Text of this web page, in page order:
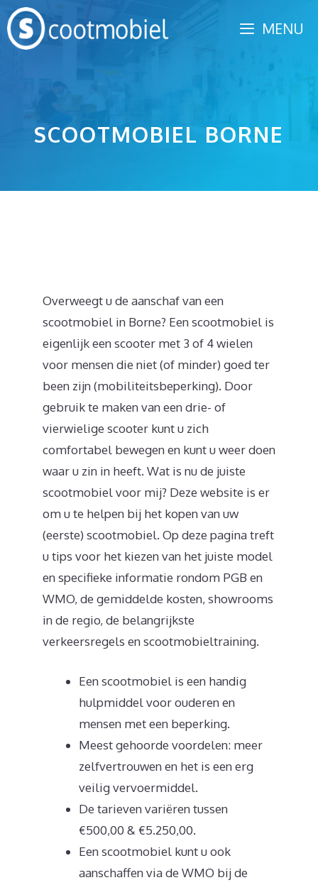
Spring
naar
inhoud
MENU
SCOOTMOBIEL BORNE
Overweegt u de aanschaf van een
scootmobiel in Borne? Een scootmobiel is
eigenlijk een scooter met 3 of 4 wielen
voor mensen die niet (of minder) goed ter
been zijn (mobiliteitsbeperking). Door
gebruik te maken van een drie- of
vierwielige scooter kunt u zich
comfortabel bewegen en kunt u weer doen
waar u zin in heeft. Wat is nu de juiste
scootmobiel voor mij? Deze website is er
om u te helpen bij het kopen van uw
(eerste) scootmobiel. Op deze pagina treft
u tips voor het kiezen van het juiste model
en specifieke informatie rondom PGB en
WMO, de gemiddelde kosten, showrooms
in de regio, de belangrijkste
verkeersregels en scootmobieltraining.
Een scootmobiel is een handig
hulpmiddel voor ouderen en
mensen met een beperking.
Meest gehoorde voordelen: meer
zelfvertrouwen en het is een erg
veilig vervoermiddel.
De tarieven variëren tussen
€500,00 & €5.250,00.
Een scootmobiel kunt u ook
aanschaffen via de WMO bij de